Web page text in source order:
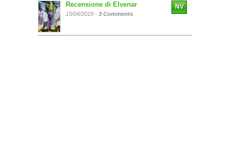
Recensione di Elvenar
15/04/2019 - 3 Comments
NV